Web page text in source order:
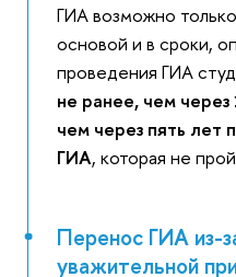
ГИА возможно
основой и в сроки,
проведения ГИА
не ранее, чем
чем через пять лет
ГИА, которая не
Перенос ГИА из-
уважительной